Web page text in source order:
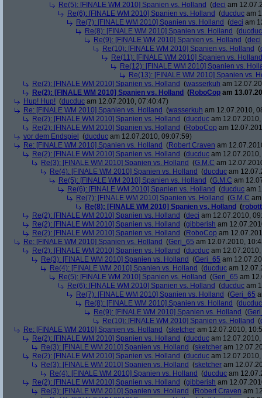
Re(5): [FINALE WM 2010] Spanien vs. Holland (deci am
Re(6): [FINALE WM 2010] Spanien vs. Holland (ducduc am
Re(7): [FINALE WM 2010] Spanien vs. Holland (deci am
Re(8): [FINALE WM 2010] Spanien vs. Holland (ducduc
Re(9): [FINALE WM 2010] Spanien vs. Holland (deci
Re(10): [FINALE WM 2010] Spanien vs. Holland (
Re(11): [FINALE WM 2010] Spanien vs. Holland
Re(12): [FINALE WM 2010] Spanien vs.
Re(13): [FINALE WM 2010] Spanien vs.
Re(2): [FINALE WM 2010] Spanien vs. Holland (wasserkuh am
Re(2): [FINALE WM 2010] Spanien vs. Holland (RoboCop am
Hup! Hup! (ducduc am 12.07.2010, 07:40:47)
Re: [FINALE WM 2010] Spanien vs. Holland (wasserkuh am 12.07.2010,
Re(2): [FINALE WM 2010] Spanien vs. Holland (ducduc am
Re(2): [FINALE WM 2010] Spanien vs. Holland (RoboCop am
vor dem Endspiel
(ducduc am 12.07.2010, 09:07:59)
Re: [FINALE WM 2010] Spanien vs. Holland (Robert Craven am
Re(2): [FINALE WM 2010] Spanien vs. Holland (ducduc am
Re(3): [FINALE WM 2010] Spanien vs. Holland (G.M.C am
Re(4): [FINALE WM 2010] Spanien vs. Holland (ducduc am
Re(5): [FINALE WM 2010] Spanien vs. Holland (G.M.C am
Re(6): [FINALE WM 2010] Spanien vs. Holland (ducduc am
Re(7): [FINALE WM 2010] Spanien vs. Holland (G.M.C
Re(8): [FINALE WM 2010] Spanien vs. Holland (
Re(2): [FINALE WM 2010] Spanien vs. Holland (deci am 12.07.2010,
Re(2): [FINALE WM 2010] Spanien vs. Holland (gibberish am
Re(2): [FINALE WM 2010] Spanien vs. Holland (RoboCop am
Re: [FINALE WM 2010] Spanien vs. Holland (Geri_65 am 12.07.2010,
Re(2): [FINALE WM 2010] Spanien vs. Holland (ducduc am
Re(3): [FINALE WM 2010] Spanien vs. Holland (Geri_65 am
Re(4): [FINALE WM 2010] Spanien vs. Holland (ducduc am
Re(5): [FINALE WM 2010] Spanien vs. Holland (Geri_65 am
Re(6): [FINALE WM 2010] Spanien vs. Holland (ducduc am
Re(7): [FINALE WM 2010] Spanien vs. Holland (Geri_65
Re(8): [FINALE WM 2010] Spanien vs. Holland (ducduc
Re(9): [FINALE WM 2010] Spanien vs. Holland (
Re(10): [FINALE WM 2010] Spanien vs. Holland (
Re: [FINALE WM 2010] Spanien vs. Holland (sketcher am 12.07.2010,
Re(2): [FINALE WM 2010] Spanien vs. Holland (ducduc am
Re(3): [FINALE WM 2010] Spanien vs. Holland (sketcher am
Re(2): [FINALE WM 2010] Spanien vs. Holland (ducduc am
Re(3): [FINALE WM 2010] Spanien vs. Holland (sketcher am
Re(4): [FINALE WM 2010] Spanien vs. Holland (ducduc am
Re(2): [FINALE WM 2010] Spanien vs. Holland (gibberish am
Re(3): [FINALE WM 2010] Spanien vs. Holland (Robert Craven am